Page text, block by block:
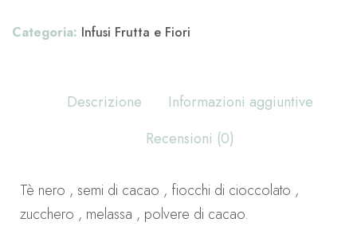
Categoria: Infusi Frutta e Fiori
Descrizione
Informazioni aggiuntive
Recensioni (0)
Tè nero , semi di cacao , fiocchi di cioccolato ,
zucchero , melassa , polvere di cacao.